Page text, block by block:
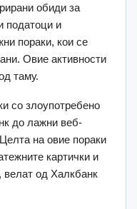
обиди за
податоци и
пораки, кои се
Овие активности
таму.
со злоупотребено
до лажни веб-
на овие пораки
картички и
велат од Халкбанк